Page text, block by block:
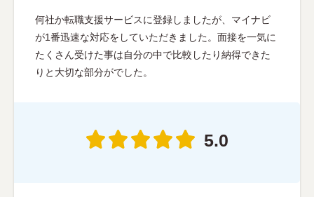
何社か転職支援サービスに登録しましたが、マイナビ
が1番迅速な対応をしていただきました。面接を一気に
たくさん受けた事は自分の中で比較したり納得できた
りと大切な部分がでした。
5.0